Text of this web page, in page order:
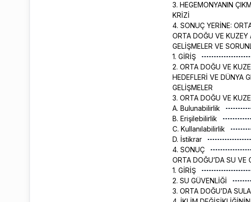
3. HEGEMONYANIN
KRİZİ
4. SONUÇ YERİNE:
ORTA DOĞU VE KUZEY
GELİŞMELER VE
1. GİRİŞ
2. ORTA DOĞU VE
HEDEFLERİ VE DÜNYA
GELİŞMELER
3. ORTA DOĞU VE
A. Bulunabilirlik
B. Erişilebilirlik
C. Kullanılabilirlik
D. İstikrar
4. SONUÇ
ORTA DOĞU’DA SU VE
1. GİRİŞ
2. SU GÜVENLİĞİ
3. ORTA DOĞU’DA